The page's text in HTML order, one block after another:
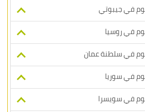
في جيبوتي
في روسيا
في سلطنة عمان
في سوريا
في سويسرا